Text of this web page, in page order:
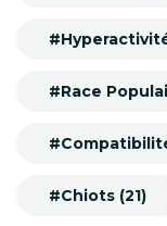
#Race
#Chiots (21)